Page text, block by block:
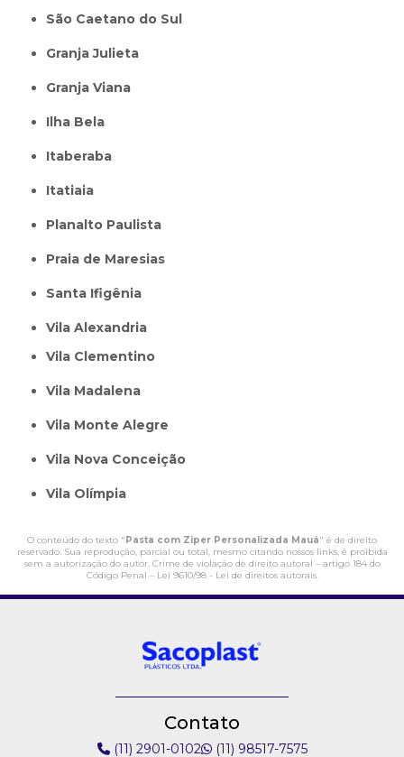
São Caetano do Sul
Granja Julieta
Granja Viana
Ilha Bela
Itaberaba
itatiaia
Planalto Paulista
Praia de Maresias
Santa Ifigênia
Vila Alexandria
Vila Clementino
Vila Madalena
Vila Monte Alegre
Vila Nova Conceição
Vila Olímpia
O conteúdo do texto " Pasta com Ziper Personalizada Mauá" é de direito
reservado. Sua reprodução, parcial ou total, mesmo citando nossos links, é proibida
sem a autorização do autor. Crime de violação de direito autoral – artigo 184 do
Código Penal – Lei 9610/98 - Lei de direitos autorais.
Contato
(11) 2901-0102 (11) 98517-7575